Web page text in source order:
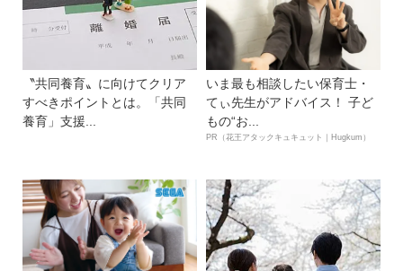
〝共同養育〟に向けてクリア
すべきポイントとは。「共同
養育」支援...
いま最も相談したい保育士・
てぃ先生がアドバイス！ 子ど
もの“お...
PR（花王アタックキュキュット｜Hugkum）